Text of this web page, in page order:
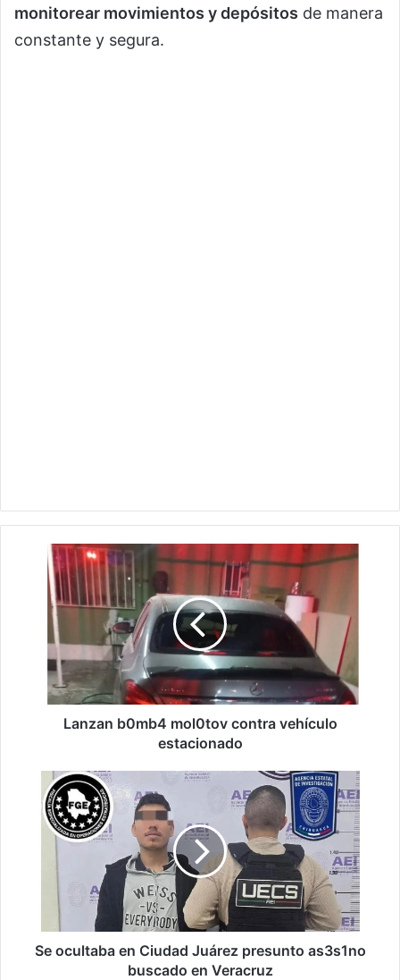
monitorear movimientos y depósitos de manera
constante y segura.
Lanzan
b0mb4
mol0tov
vehículo
estacionado
Lanzan b0mb4 mol0tov contra vehículo
estacionado
ocultaba
Ciudad
presunto
Veracruz
Se ocultaba en Ciudad Juárez presunto as3s1no
buscado en Veracruz